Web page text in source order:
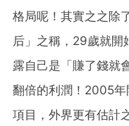
格局呢！其實之之除
后」之稱，29歲就開
露自己是「賺了錢就
翻倍的利潤！2005
項目，外界更有估計